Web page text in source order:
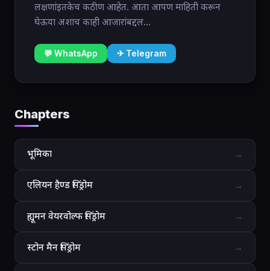
लक्षणांइतकेच कठीण आहेत. आता आपण माहिती करून
घेऊया अशाच काही आजारांबद्दल...
💬 WhatsApp ✈ Telegram
Chapters
भूमिका →
एलियन हैण्ड सिंड्रोम →
ह्यूमन वेयरवोल्फ सिंड्रोम →
स्टोन मैन सिंड्रोम →